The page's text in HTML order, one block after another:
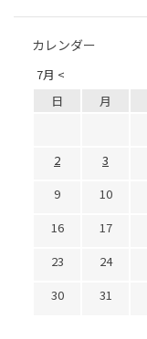
カレンダー
7月 <
日 月
2
3
9
10
16
17
23
24
30
31